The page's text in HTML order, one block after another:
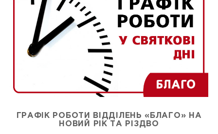
ГРАФІК РОБОТИ ВІДДІЛЕНЬ «БЛАГО» НА
НОВИЙ РІК ТА РІЗДВО